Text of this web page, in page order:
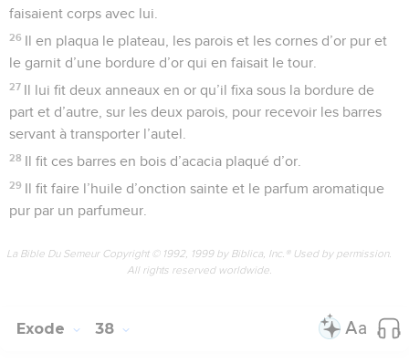
faisaient corps avec lui.
26 Il en plaqua le plateau, les parois et les cornes d’or pur et
le garnit d’une bordure d’or qui en faisait le tour.
27 Il lui fit deux anneaux en or qu’il fixa sous la bordure de
part et d’autre, sur les deux parois, pour recevoir les barres
servant à transporter l’autel.
28 Il fit ces barres en bois d’acacia plaqué d’or.
29 Il fit faire l’huile d’onction sainte et le parfum aromatique
pur par un parfumeur.
La Bible Du Semeur Copyright © 1992, 1999 by Biblica, Inc.® Used by permission.
All rights reserved worldwide.
Exode 38